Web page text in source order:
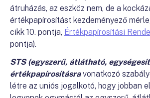
átruházás, az eszköz nem, de a
értékpapírosítást kezdeményező
cikk 10. pontja, Értékpapírosítási
pontja).
STS (egyszerű, átlátható,
értékpapírosításravonatkozó
létre az uniós jogalkotó, hogy jobban